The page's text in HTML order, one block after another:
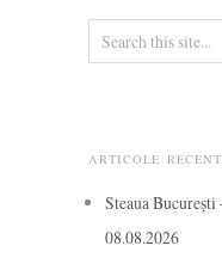
ARTICOLE
Steaua
08.08.2026